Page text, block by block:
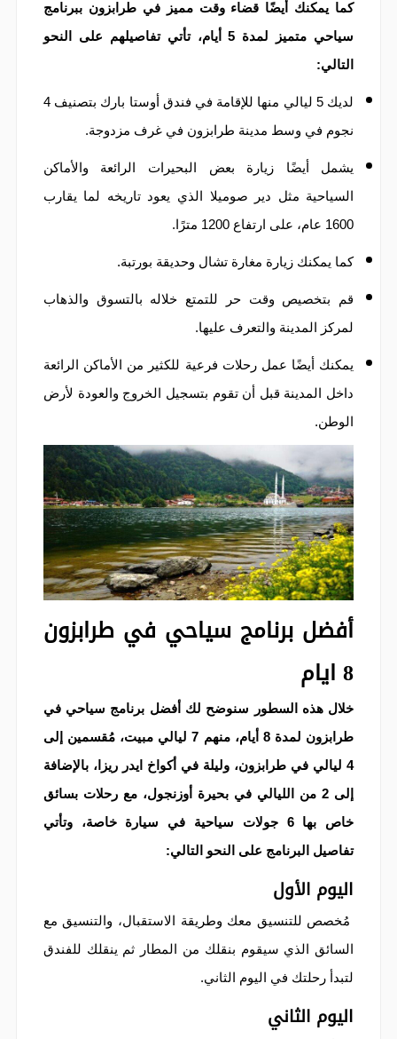
كما يمكنك أيضًا قضاء وقت مميز في طرابزون ببرنامج
سياحي متميز لمدة 5 أيام، تأتي تفاصيلهم على النحو
التالي:
لديك 5 ليالي منها للإقامة في فندق أوستا بارك بتصنيف 4
نجوم في وسط مدينة طرابزون في غرف مزدوجة.
يشمل أيضًا زيارة بعض البحيرات الرائعة والأماكن
السياحية مثل دير صوميلا الذي يعود تاريخه لما يقارب
1600 عام، على ارتفاع 1200 مترًا.
كما يمكنك زيارة مغارة تشال وحديقة بورتبة.
قم بتخصيص وقت حر للتمتع خلاله بالتسوق والذهاب
لمركز المدينة والتعرف عليها.
يمكنك أيضًا عمل رحلات فرعية للكثير من الأماكن الرائعة
داخل المدينة قبل أن تقوم بتسجيل الخروج والعودة لأرض
الوطن.
أفضل برنامج سياحي في طرابزون
8 ايام
خلال هذه السطور سنوضح لك أفضل برنامج سياحي في
طرابزون لمدة 8 أيام، منهم 7 ليالي مبيت، مُقسمين إلى
4 ليالي في طرابزون، وليلة في أكواخ ايدر ريزا، بالإضافة
إلى 2 من الليالي في بحيرة أوزنجول، مع رحلات بسائق
خاص بها 6 جولات سياحية في سيارة خاصة، وتأتي
تفاصيل البرنامج على النحو التالي:
اليوم الأول
مُخصص للتنسيق معك وطريقة الاستقبال، والتنسيق مع
السائق الذي سيقوم بنقلك من المطار ثم ينقلك للفندق
لتبدأ رحلتك في اليوم الثاني.
اليوم الثاني